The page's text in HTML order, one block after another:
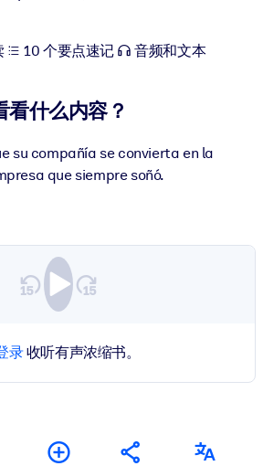
10 个要点速记 音频和文本
看什么内容？
su compañía se convierta en la
que siempre soñó.
录收听有声浓缩书。